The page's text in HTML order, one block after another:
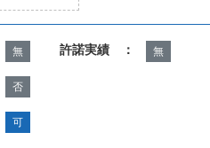
無 許諾実績 ： 無
否
可